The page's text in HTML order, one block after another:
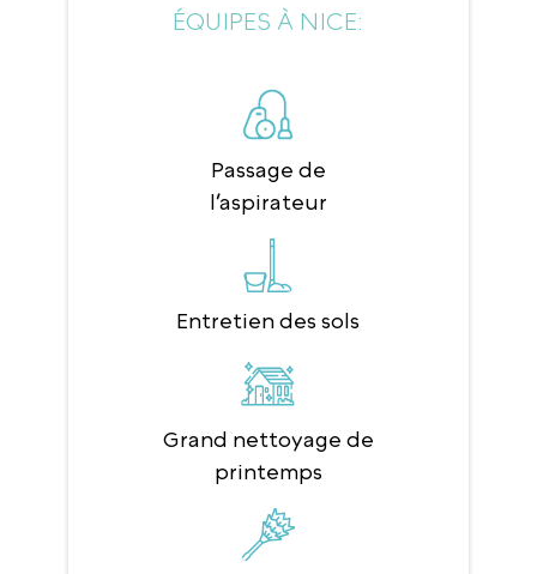
ÉQUIPES À NICE:
Passage de
l’aspirateur
Entretien des sols
Grand nettoyage de
printemps